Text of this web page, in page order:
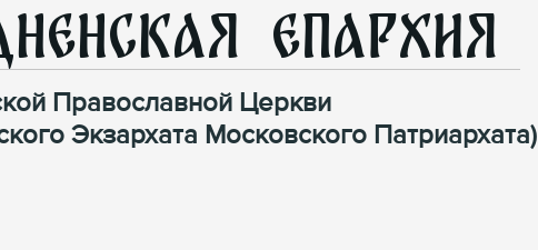
Епархия
Православной Церкви
Экзархата Московского Патриархата)